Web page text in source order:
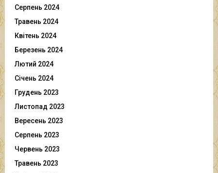
Серпень 2024
Травень 2024
Квітень 2024
Березень 2024
Лютий 2024
Січень 2024
Грудень 2023
Листопад 2023
Вересень 2023
Серпень 2023
Червень 2023
Травень 2023